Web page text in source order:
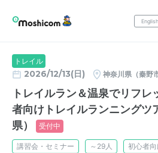
English
トレイル
2026/12/13(日) 神奈川県（秦野
トレイルラン＆温泉でリフレ
者向けトレイルランニングツ
県）
受付中
講習会・セミナー ～29人 初心者